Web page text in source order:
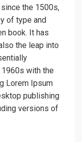
the 1500s,
of type and
book. It has
the leap into
with the
Lorem Ipsum
publishing
versions of